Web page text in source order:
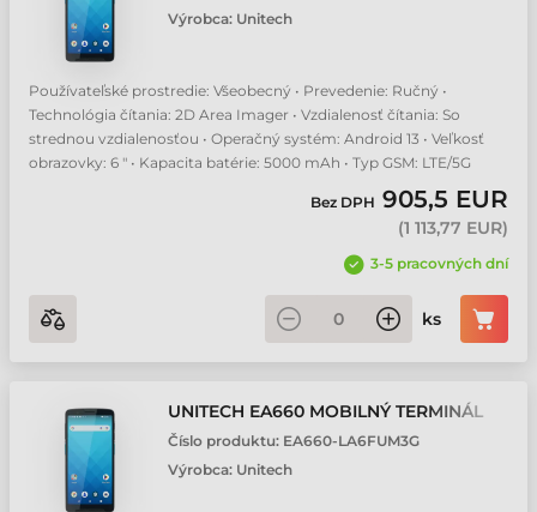
Výrobca: Unitech
Používateľské prostredie: Všeobecný • Prevedenie: Ručný •
Technológia čítania: 2D Area Imager • Vzdialenosť čítania: So
strednou vzdialenosťou • Operačný systém: Android 13 • Veľkosť
obrazovky: 6 " • Kapacita batérie: 5000 mAh • Typ GSM: LTE/5G
Bez DPH 905,5 EUR
(1 113,77 EUR)
3-5 pracovných dní
ks
UNITECH EA660 MOBILNÝ TERMINÁL
Číslo produktu: EA660-LA6FUM3G
Výrobca: Unitech